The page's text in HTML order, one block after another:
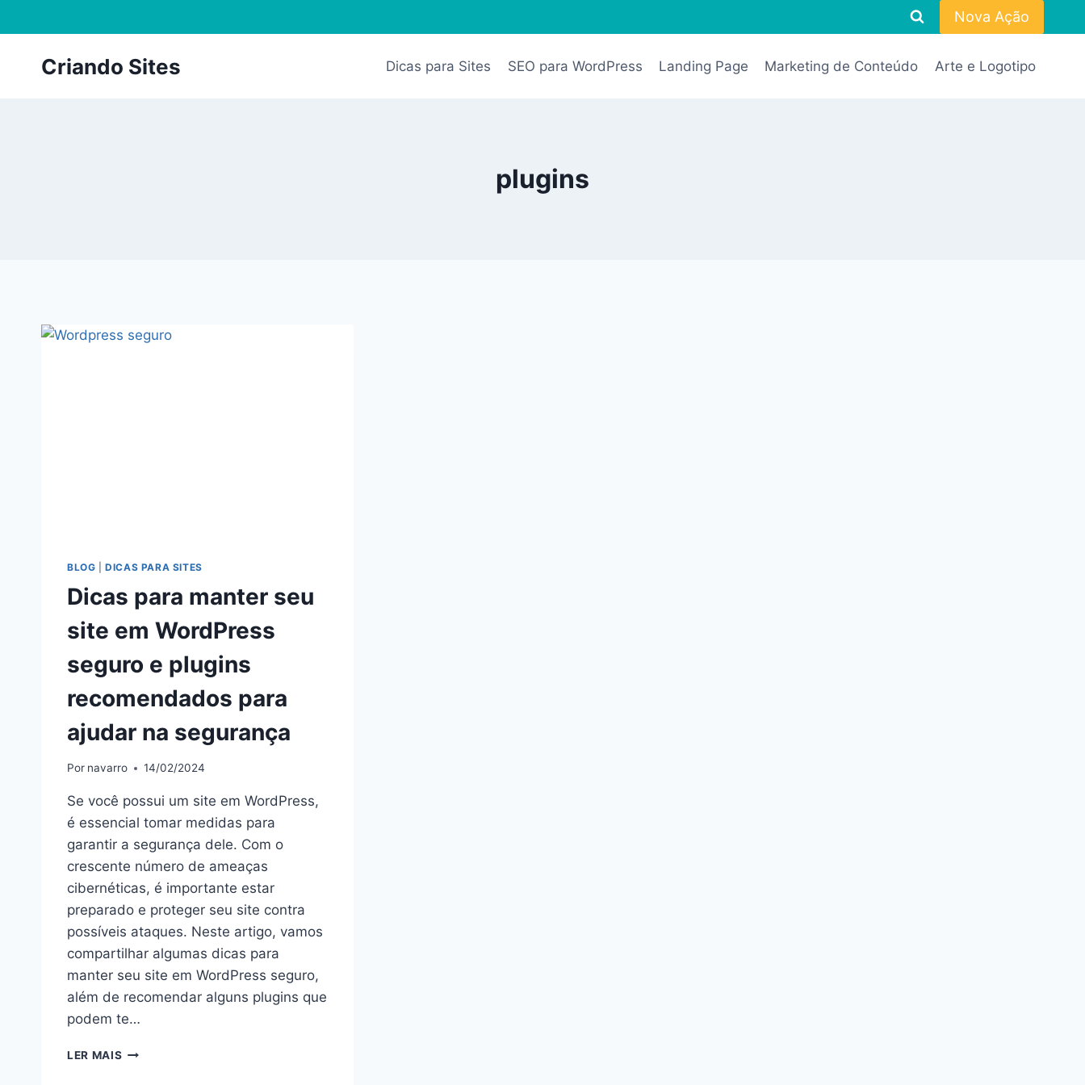
Nova Ação
Criando Sites Dicas para Sites SEO para WordPress Landing Page Marketing de Conteúdo Arte e Logotipo
plugins
BLOG |DICAS PARA SITES
Dicas para manter seu
site em WordPress
seguro e plugins
recomendados para
ajudar na segurança
Por navarro 14/02/2024
Se você possui um site em WordPress,
é essencial tomar medidas para
garantir a segurança dele. Com o
crescente número de ameaças
cibernéticas, é importante estar
preparado e proteger seu site contra
possíveis ataques. Neste artigo, vamos
compartilhar algumas dicas para
manter seu site em WordPress seguro,
além de recomendar alguns plugins que
podem te…
LER MAIS